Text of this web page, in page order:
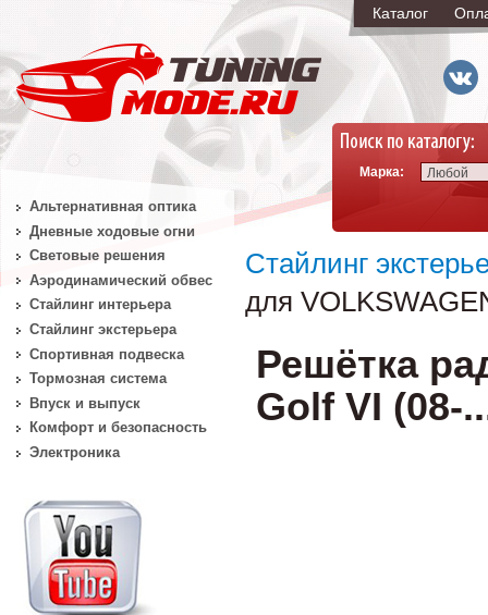
Каталог
Марка: Любой
Стайлинг
для
Решётка
Golf VI (08-
Альтернативная оптика
Дневные ходовые огни
Световые решения
Аэродинамический обвес
Стайлинг интерьера
Стайлинг экстерьера
Спортивная подвеска
Тормозная система
Впуск и выпуск
Комфорт и безопасность
Электроника